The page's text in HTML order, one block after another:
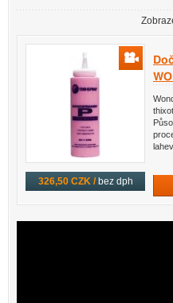
326,50 CZK / bez dph